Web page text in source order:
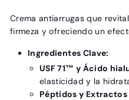
Crema antiarrugas que
firmeza y ofreciendo un
Ingredientes Clave:
USF 71™ y Ácido
elasticidad y la
Péptidos y